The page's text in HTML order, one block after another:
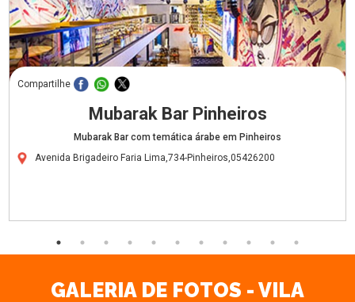
Compartilhe
Mubarak Bar Pinheiros
Mubarak Bar com temática árabe em Pinheiros
Avenida Brigadeiro Faria Lima,734-Pinheiros,05426200
GALERIA DE FOTOS - VILA